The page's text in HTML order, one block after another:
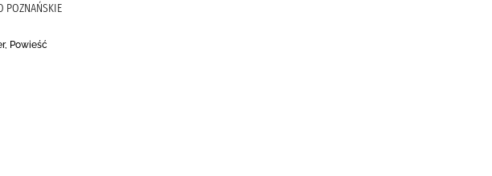
POZNAŃSKIE
Powieść